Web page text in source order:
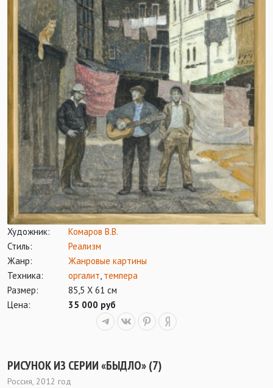
Художник:
Комаров В.В.
Стиль:
Реализм
Жанр:
Жанровые картины
Техника:
оргалит, темпера
Размер:
85,5 Х 61 см
Цена:
35 000 руб
РИСУНОК ИЗ СЕРИИ «БЫДЛО» (7)
Россия, 2012 год